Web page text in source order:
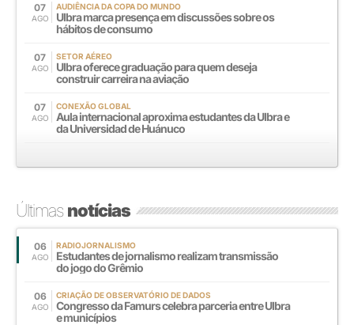
07
AGO
AUDIÊNCIA DA COPA DO MUNDO
Ulbra marca presença em discussões sobre os
hábitos de consumo
07
AGO
SETOR AÉREO
Ulbra oferece graduação para quem deseja
construir carreira na aviação
07
AGO
CONEXÃO GLOBAL
Aula internacional aproxima estudantes da Ulbra e
da Universidad de Huánuco
Últimasnotícias
06
AGO
RADIOJORNALISMO
Estudantes de jornalismo realizam transmissão
do jogo do Grêmio
06
AGO
CRIAÇÃO DE OBSERVATÓRIO DE DADOS
Congresso da Famurs celebra parceria entre Ulbra
e municípios